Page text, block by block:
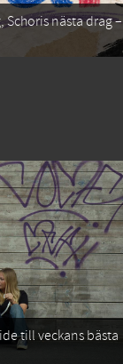
nästa drag –
till veckans bästa